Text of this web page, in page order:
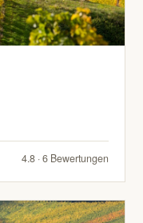
4.8 · 6 Bewertungen